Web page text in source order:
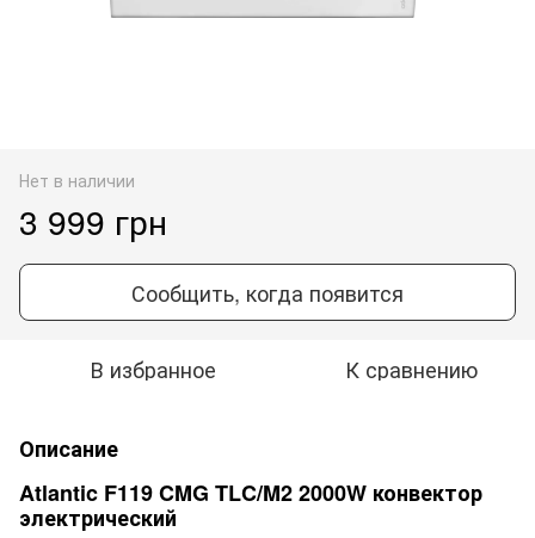
Нет в наличии
3 999 грн
Сообщить, когда появится
В избранное К сравнению
Описание
Atlantic F119 CMG TLC/M2 2000W конвектор
электрический